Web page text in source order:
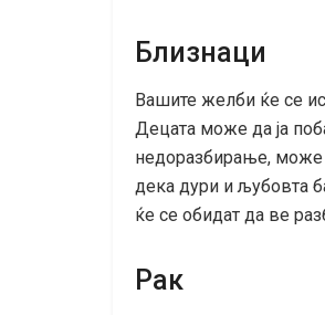
Близнаци
Вашите желби ќе се
Децата може да ја
недоразбирање, може
дека дури и љубовта
ќе се обидат да ве
Рак